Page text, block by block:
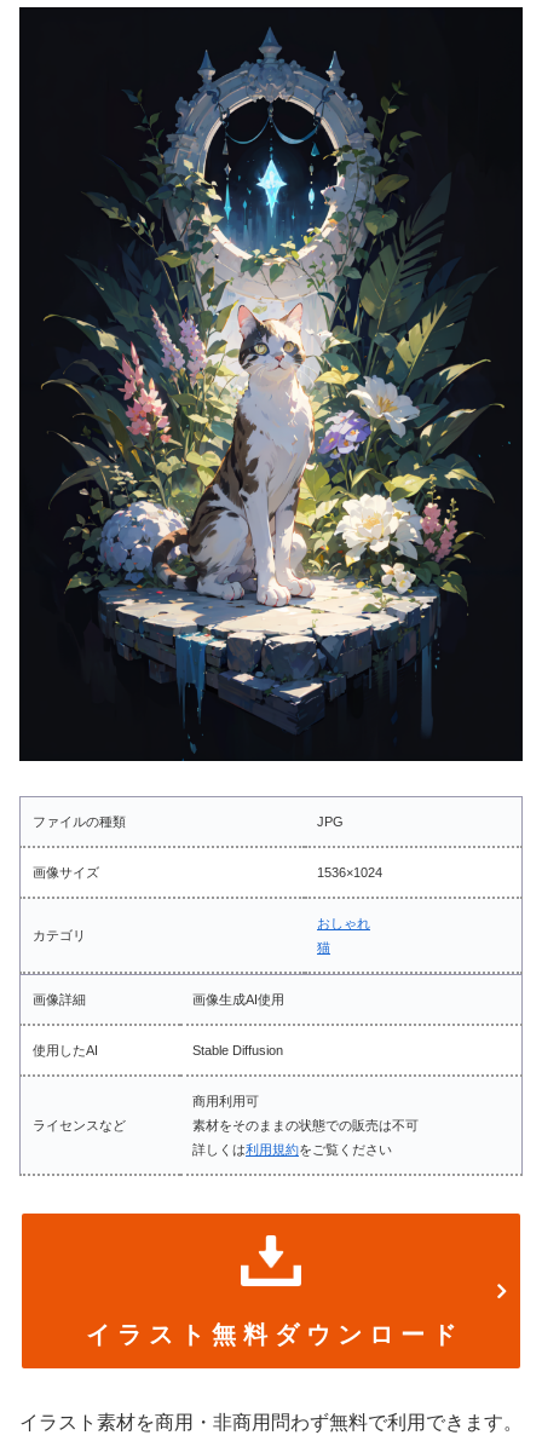
ファイルの種類 JPG
画像サイズ 1536×1024
カテゴリ
おしゃれ
猫
画像詳細 画像生成AI使用
使用したAI Stable Diffusion
ライセンスなど
商用利用可
素材をそのままの状態での販売は不可
詳しくは利用規約をご覧ください
イ ラ ス ト 無 料 ダ ウ ン ロ ー ド
イラスト素材を商用・非商用問わず無料で利用できます。